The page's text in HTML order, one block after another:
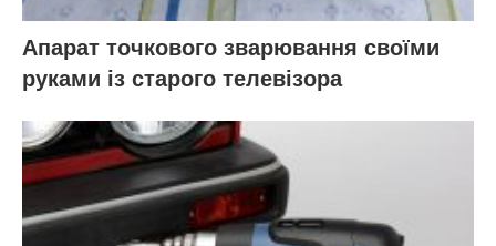
Апарат точкового зварювання своїми
руками із старого телевізора